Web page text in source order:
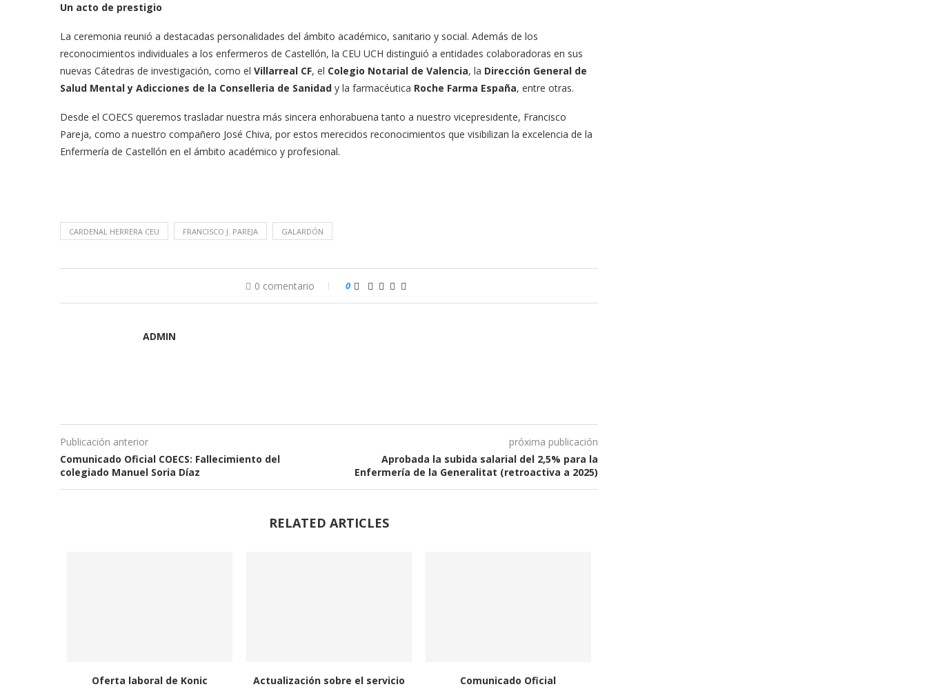
Un acto de prestigio
La ceremonia reunió a destacadas personalidades del ámbito académico, sanitario y social. Además de los
reconocimientos individuales a los enfermeros de Castellón, la CEU UCH distinguió a entidades colaboradoras en sus
nuevas Cátedras de investigación, como el Villarreal CF, el Colegio Notarial de Valencia, la Dirección General de
Salud Mental y Adicciones de la Conselleria de Sanidad y la farmacéutica Roche Farma España, entre otras.
Desde el COECS queremos trasladar nuestra más sincera enhorabuena tanto a nuestro vicepresidente, Francisco
Pareja, como a nuestro compañero José Chiva, por estos merecidos reconocimientos que visibilizan la excelencia de la
Enfermería de Castellón en el ámbito académico y profesional.
CARDENAL HERRERA CEU FRANCISCO J. PAREJA GALARDÓN
0 comentario 0
ADMIN
Publicación anterior
Comunicado Oficial COECS: Fallecimiento del
colegiado Manuel Soria Díaz
próxima publicación
Aprobada la subida salarial del 2,5% para la
Enfermería de la Generalitat (retroactiva a 2025)
RELATED ARTICLES
Oferta laboral de Konic
Actualización sobre el servicio
Comunicado Oficial